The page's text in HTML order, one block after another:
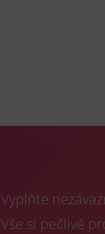
Vyplňte
Vše si pečlivě